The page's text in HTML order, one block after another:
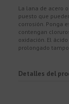
La lana de acero
puesto que
corrosión. Ponga
contengan
oxidación. El
prolongado
Detalles del